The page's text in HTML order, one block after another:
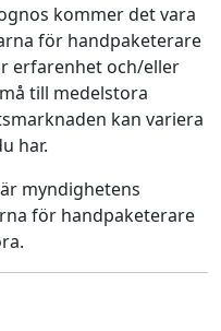
kommer det vara
för handpaketerare
erfarenhet och/eller
till medelstora
kan variera
har.
myndighetens
för handpaketerare